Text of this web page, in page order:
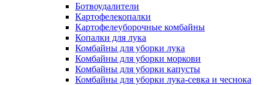
Ботвоудалители
Картофелекопалки
Картофелеуборочные комбайны
Копалки для лука
Комбайны для уборки лука
Комбайны для уборки моркови
Комбайны для уборки капусты
Комбайны для уборки лука-севка и чеснока